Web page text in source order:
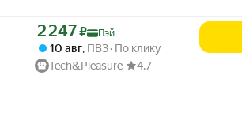
Цена с картой Яндекс Пэй 2247 ₽ вместо
2 247₽ Пэй
10 авг, ПВЗ По клику
Tech&Pleasure
4.7